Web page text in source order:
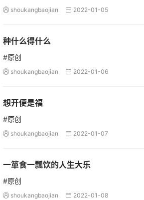
 shoukangbaojian  2022-01-05
种什么得什么
#原创
 shoukangbaojian  2022-01-06
想开便是福
#原创
 shoukangbaojian  2022-01-07
一箪食一瓢饮的人生大乐
#原创
 shoukangbaojian  2022-01-08